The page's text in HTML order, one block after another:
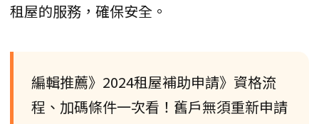
租屋的服務，確保安全。
編輯推薦》2024租屋補助申請》資格流
程、加碼條件一次看！舊戶無須重新申請